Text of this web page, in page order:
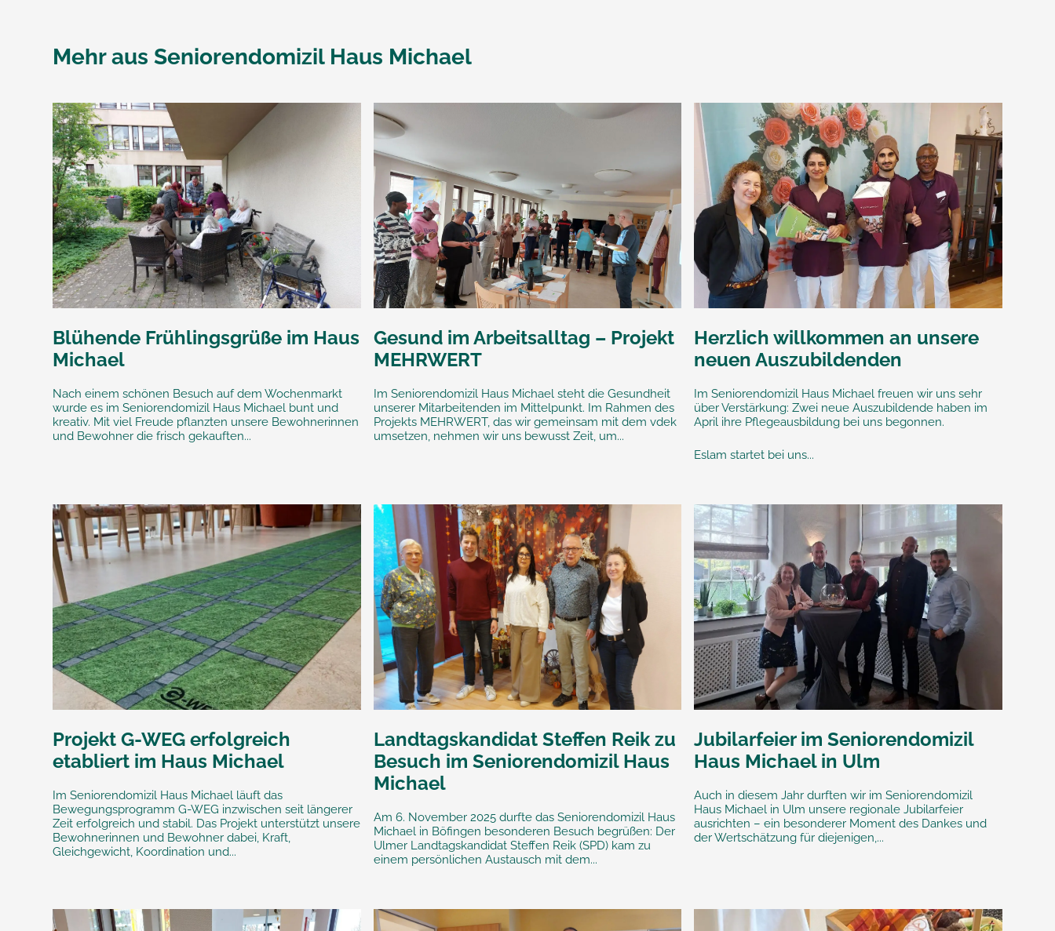
Mehr ausSeniorendomizil Haus Michael
Blühende Frühlingsgrüße im Haus
Michael
Nach einem schönen Besuch auf dem Wochenmarkt
wurde es im Seniorendomizil Haus Michael bunt und
kreativ. Mit viel Freude pflanzten unsere Bewohnerinnen
und Bewohner die frisch gekauften...
Gesund im Arbeitsalltag – Projekt
MEHRWERT
Im Seniorendomizil Haus Michael steht die Gesundheit
unserer Mitarbeitenden im Mittelpunkt. Im Rahmen des
Projekts MEHRWERT, das wir gemeinsam mit dem vdek
umsetzen, nehmen wir uns bewusst Zeit, um...
Herzlich willkommen an unsere
neuen Auszubildenden
Im Seniorendomizil Haus Michael freuen wir uns sehr
über Verstärkung: Zwei neue Auszubildende haben im
April ihre Pflegeausbildung bei uns begonnen.
Eslam startet bei uns...
Projekt G-WEG erfolgreich
etabliert im Haus Michael
Im Seniorendomizil Haus Michael läuft das
Bewegungsprogramm G-WEG inzwischen seit längerer
Zeit erfolgreich und stabil. Das Projekt unterstützt unsere
Bewohnerinnen und Bewohner dabei, Kraft,
Gleichgewicht, Koordination und...
Landtagskandidat Steffen Reik zu
Besuch im Seniorendomizil Haus
Michael
Am 6. November 2025 durfte das Seniorendomizil Haus
Michael in Böfingen besonderen Besuch begrüßen: Der
Ulmer Landtagskandidat Steffen Reik (SPD) kam zu
einem persönlichen Austausch mit dem...
Jubilarfeier im Seniorendomizil
Haus Michael in Ulm
Auch in diesem Jahr durften wir im Seniorendomizil
Haus Michael in Ulm unsere regionale Jubilarfeier
ausrichten – ein besonderer Moment des Dankes und
der Wertschätzung für diejenigen,...